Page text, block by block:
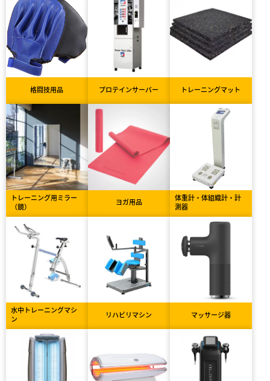
格闘技用品 プロテインサーバー トレーニングマット
トレーニング用ミラー
（鏡）
ヨガ用品
体重計・体組織計・計
測器
水中トレーニングマシ
ン
リハビリマシン マッサージ器